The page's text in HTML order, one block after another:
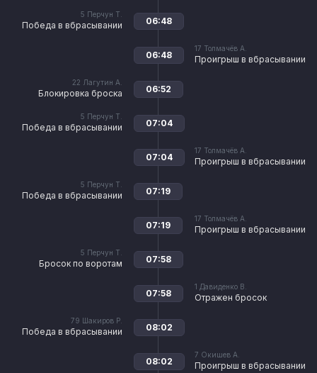
5 Перчун Т.
Победа в вбрасывании 06:48
17 Толмачёв А.
Проигрыш в вбрасывании
06:48
22 Лагутин А.
Блокировка броска 06:52
5 Перчун Т.
Победа в вбрасывании 07:04
17 Толмачёв А.
Проигрыш в вбрасывании
07:04
5 Перчун Т.
Победа в вбрасывании 07:19
17 Толмачёв А.
Проигрыш в вбрасывании
07:19
5 Перчун Т.
Бросок по воротам 07:58
1 Давиденко В.
Отражен бросок
07:58
79 Шакиров Р.
Победа в вбрасывании 08:02
7 Окишев А.
Проигрыш в вбрасывании
08:02